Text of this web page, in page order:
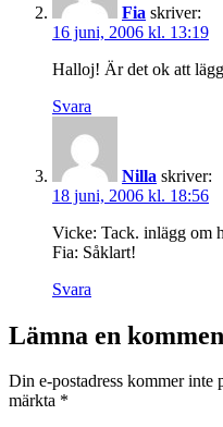
Fia skriver:
16 juni, 2006 kl. 13:19
Halloj! Är det ok att
Svara
Nilla skriver:
18 juni, 2006 kl. 18:56
Vicke: Tack. inlägg om
Fia: Såklart!
Svara
Lämna en
Din e-postadress kommer inte
märkta *